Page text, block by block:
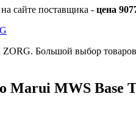
сайте поставщика - цена
Большой выбор
MWS Base